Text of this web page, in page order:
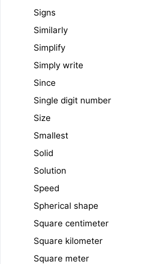
Signs
Similarly
Simplify
Simply write
Since
Single digit number
Size
Smallest
Solid
Solution
Speed
Spherical shape
Square centimeter
Square kilometer
Square meter